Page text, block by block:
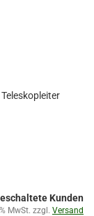
Kunden
MwSt. zzgl. Versand